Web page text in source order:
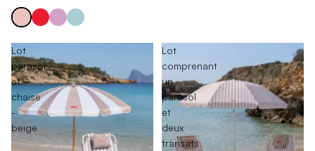
Lot
parasol
et
chaise
-
beige
Lot
comprenant
un
parasol
et
deux
transats